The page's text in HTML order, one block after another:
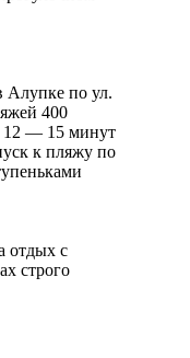
Алупке по ул.
400
12 — 15 минут
к пляжу по
отдых с
строго